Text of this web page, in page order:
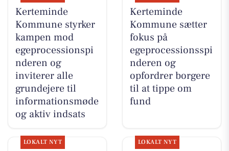
Kerteminde
Kommune styrker
kampen mod
egeprocessionspi
nderen og
inviterer alle
grundejere til
informationsmøde
og aktiv indsats
Kerteminde
Kommune sætter
fokus på
egeprocessionsspi
nderen og
opfordrer borgere
til at tippe om
fund
LOKALT NYT LOKALT NYT